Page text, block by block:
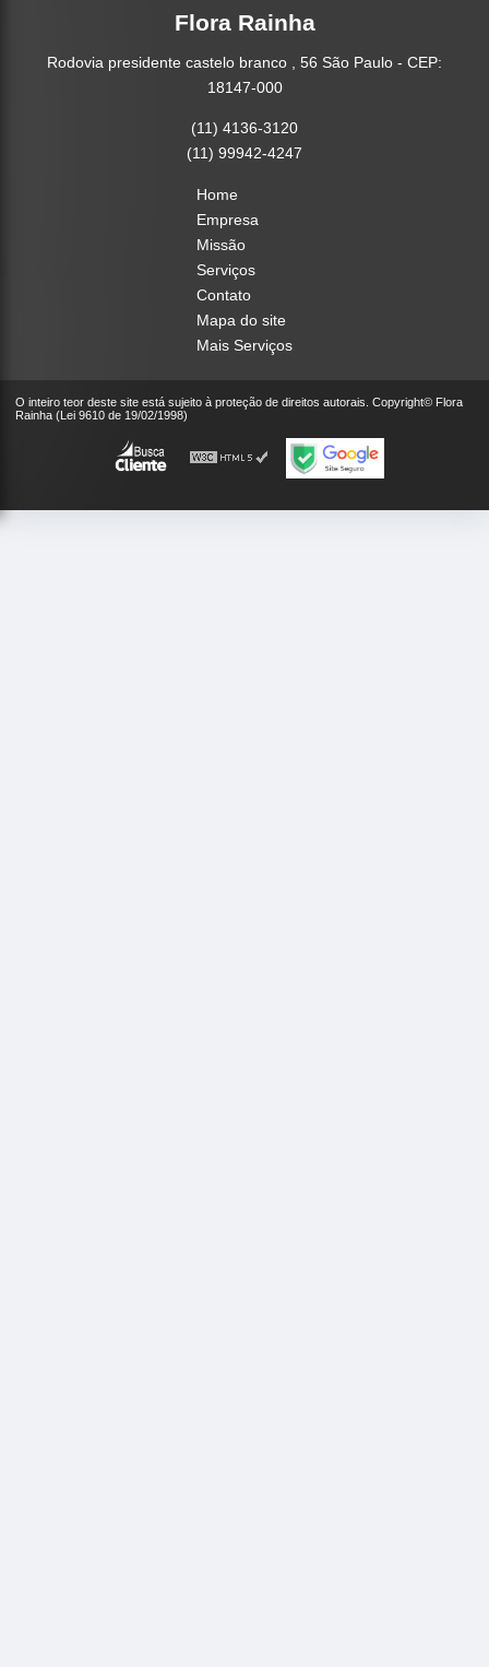
Flora Rainha
Rodovia presidente castelo branco , 56 São Paulo - CEP:
18147-000
(11) 4136-3120
(11) 99942-4247
Home
Empresa
Missão
Serviços
Contato
Mapa do site
Mais Serviços
O inteiro teor deste site está sujeito à proteção de direitos autorais. Copyright© Flora
Rainha (Lei 9610 de 19/02/1998)